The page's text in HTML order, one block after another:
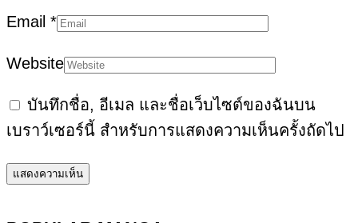
Email *
Website
บันทึกชื่อ, อีเมล และชื่อเว็บไซต์ของฉันบน
เบราว์เซอร์นี้ สำหรับการแสดงความเห็นครั้งถัดไป